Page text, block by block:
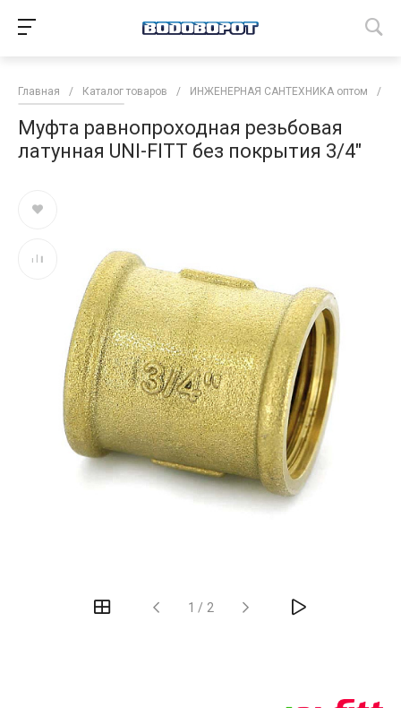
Главная / Каталог товаров / ИНЖЕНЕРНАЯ САНТЕХНИКА оптом /
Муфта равнопроходная резьбовая
латунная UNI-FITT без покрытия 3/4"
1 / 2